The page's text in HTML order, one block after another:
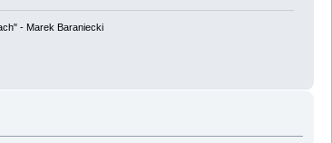
- Marek Baraniecki